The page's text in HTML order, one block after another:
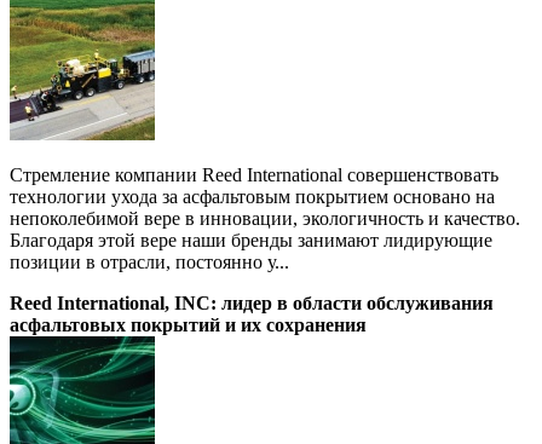
Стремление компании Reed International совершенствовать
технологии ухода за асфальтовым покрытием основано на
непоколебимой вере в инновации, экологичность и качество.
Благодаря этой вере наши бренды занимают лидирующие
позиции в отрасли, постоянно у...
Reed International, INC: лидер в области обслуживания
асфальтовых покрытий и их сохранения